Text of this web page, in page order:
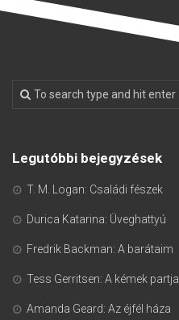
Legutóbbi bejegyzések
T. M. Logan: Családi fészek
Durica Katarina: Üveghattyú
Fredrik Backman: A barátaim
Tess Gerritsen: A kémek partja
Amanda Geard: Az éjfél háza